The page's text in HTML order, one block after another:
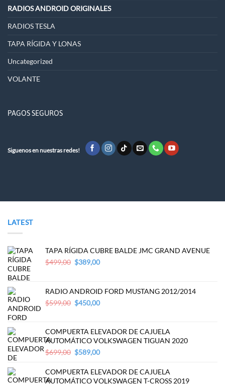
RADIOS ANDROID ORIGINALES
RADIOS TESLA
TAPA RÍGIDA Y LONAS
Uncategorized
VOLANTE
PAGOS SEGUROS
Siguenos en nuestras redes!
LATEST
TAPA RÍGIDA CUBRE BALDE JMC GRAND AVENUE
$499,00 Original
$499,00.
$389,00Current
$389,00.
RADIO ANDROID FORD MUSTANG 2012/2014
$599,00 Original
$599,00.
$450,00Current
$450,00.
COMPUERTA ELEVADOR DE CAJUELA
AUTOMÁTICO VOLKSWAGEN TIGUAN 2020
$699,00 Original
was:
$699,00.
$589,00Current
is:
$589,00.
COMPUERTA ELEVADOR DE CAJUELA
AUTOMÁTICO VOLKSWAGEN T-CROSS 2019